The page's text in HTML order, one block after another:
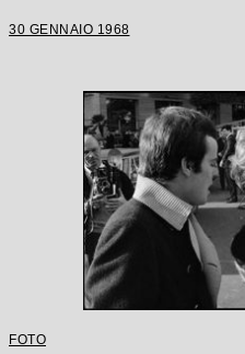
30 GENNAIO 1968
FOTO